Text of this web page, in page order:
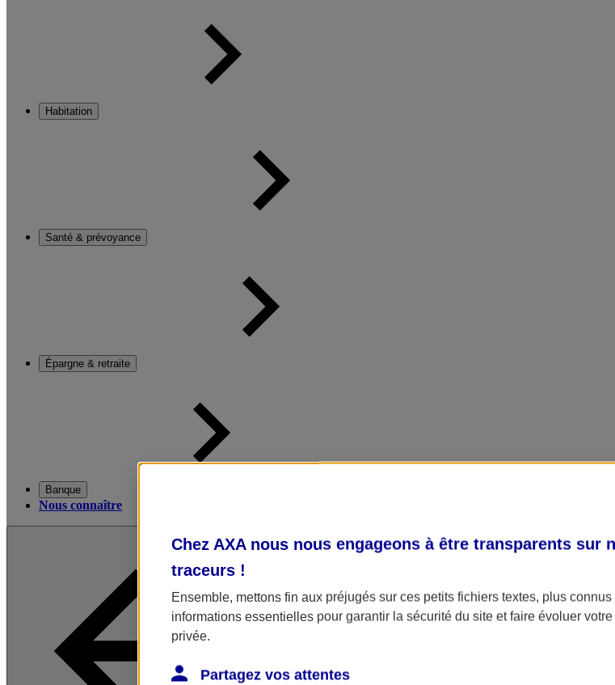
Habitation
Santé & prévoyance
Épargne & retraite
Banque
Nous connaître
Chez AXA nous nous engageons à être transparents sur
traceurs !
Ensemble, mettons fin aux préjugés sur ces petits fichiers textes, plus
informations essentielles pour garantir la sécurité du site et faire évoluer
privée.
Partagez vos attentes